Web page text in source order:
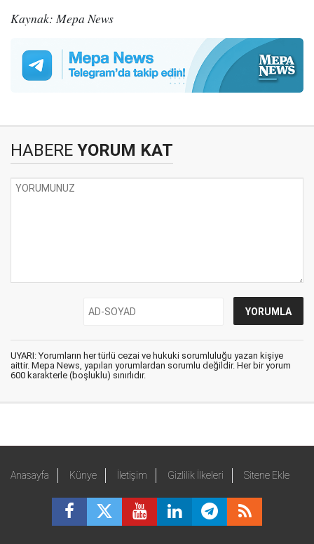
Kaynak: Mepa News
HABERE YORUM KAT
UYARI: Yorumların her türlü cezai ve hukuki sorumluluğu yazan kişiye
aittir. Mepa News, yapılan yorumlardan sorumlu değildir. Her bir yorum
600 karakterle (boşluklu) sınırlıdır.
Anasayfa Künye İletişim Gizlilik İlkeleri Sitene Ekle